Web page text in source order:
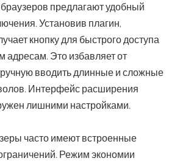
предлагают удобный
Установив плагин,
кнопку для быстрого доступа
адресам. Это избавляет от
вводить длинные и сложные
Интерфейс расширения
лишними настройками.
часто имеют встроенные
Режим экономии